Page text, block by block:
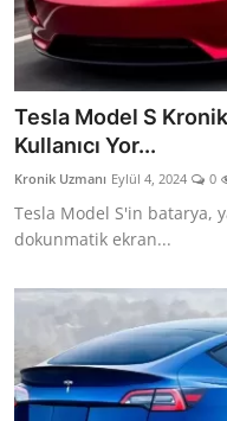
Tesla Model S
Kullanıcı Yor...
Kronik Uzmanı Eylül 4, 2024 0
Tesla Model S'in batarya,
dokunmatik ekran...